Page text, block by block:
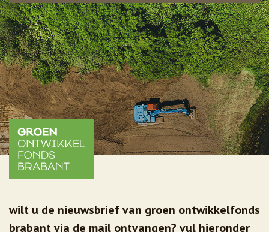
wilt u de nieuwsbrief van groen ontwikkelfonds
brabant via de mail ontvangen? vul hieronder